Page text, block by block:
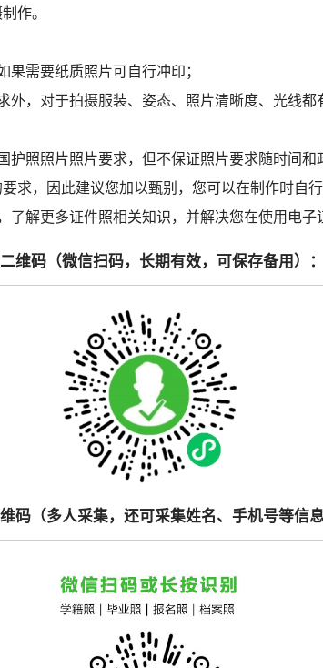
作。
需要纸质照片可自行冲印；
外，对于拍摄服装、姿态、照片清晰度、光线
护照照片照片要求，但不保证照片要求随时间
求，因此建议您加以甄别，您可以在制作时自
解更多证件照相关知识，并解决您在使用电子
维码（微信扫码，长期有效，可保存备用）：
码（多人采集，还可采集姓名、手机号等信息